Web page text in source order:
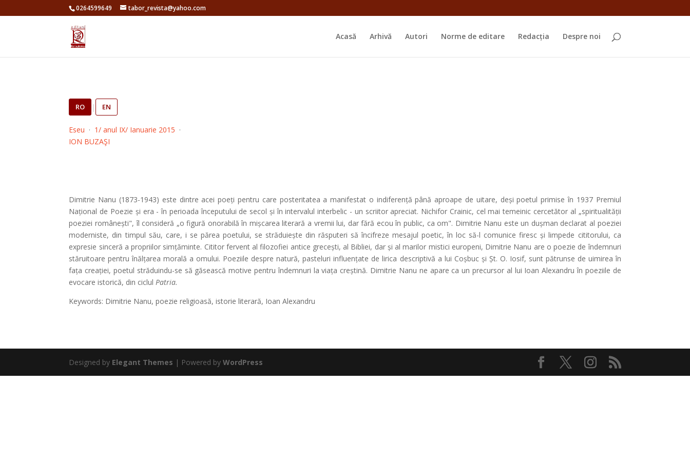
0264599649 tabor_revista@yahoo.com
Acasă Arhivă Autori Norme de editare Redacția Despre noi
RO | EN
Eseu · 1/ anul IX/ Ianuarie 2015 ·
ION BUZAŞI
Dimitrie Nanu (1873-1943) este dintre acei poeți pentru care posteritatea a manifestat o indiferență până aproape de uitare, deși poetul primise în 1937 Premiul
Național de Poezie și era - în perioada începutului de secol și în intervalul interbelic - un scriitor apreciat. Nichifor Crainic, cel mai temeinic cercetător al „spiritualității
poeziei românești", îl consideră „o figură onorabilă în mișcarea literară a vremii lui, dar fără ecou în public, ca om". Dimitrie Nanu este un dușman declarat al poeziei
moderniste, din timpul său, care, i se părea poetului, se străduiește din răsputeri să încifreze mesajul poetic, în loc să-l comunice firesc și limpede cititorului, ca
expresie sinceră a propriilor simțăminte. Cititor fervent al filozofiei antice grecești, al Bibliei, dar și al marilor mistici europeni, Dimitrie Nanu are o poezie de îndemnuri
stăruitoare pentru înălțarea morală a omului. Poeziile despre natură, pasteluri influențate de lirica descriptivă a lui Coșbuc și Șt. O. Iosif, sunt pătrunse de uimirea în
fața creației, poetul străduindu-se să găsească motive pentru îndemnuri la viața creștină. Dimitrie Nanu ne apare ca un precursor al lui Ioan Alexandru în poeziile de
evocare istorică, din ciclulPatria.
Keywords: Dimitrie Nanu, poezie religioasă, istorie literară, Ioan Alexandru
Designed by Elegant Themes | Powered byWordPress